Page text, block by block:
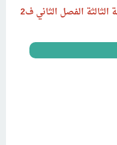
توزيع كتاب أصول الفقه مسارات السنة الثالثة الفصل الثاني ف2